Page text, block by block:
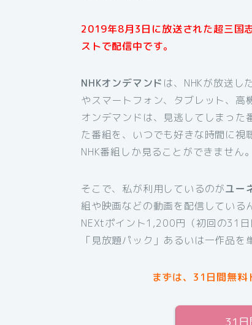
2019年8月3日に放送された超三国
ストで配信中です。
NHKオンデマンド は、NHKが放送し
やスマートフォン、タブレット、高
オンデマンドは、見逃してしまっ
た番組を、いつでも好きな時間に視
NHK番組しか見ることができません。
そこで、私が利用しているのがユー
組や映画などの動画を配信してい
NEXtポイント1,200円（初回の31
「見放題パック」あるいは一作品を
まずは、31日間無料
31日